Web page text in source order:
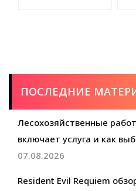
ПОСЛЕДНИЕ
Лесохозяйственные
включает услуга и как
07.08.2026
Resident Evil Requiem